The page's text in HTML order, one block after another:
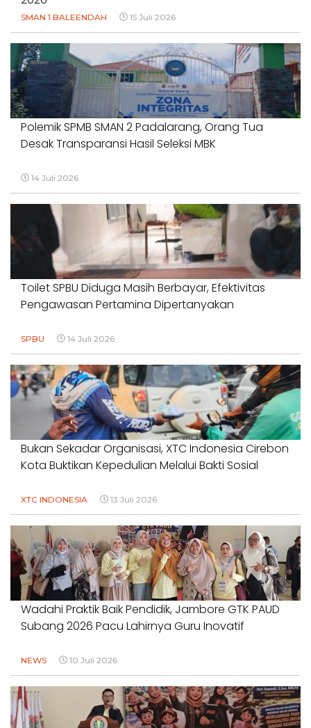
SMAN 1 BALEENDAH 15 Juli 2026
Polemik SPMB SMAN 2 Padalarang, Orang Tua
Desak Transparansi Hasil Seleksi MBK
14 Juli 2026
Toilet SPBU Diduga Masih Berbayar, Efektivitas
Pengawasan Pertamina Dipertanyakan
SPBU 14 Juli 2026
Bukan Sekadar Organisasi, XTC Indonesia Cirebon
Kota Buktikan Kepedulian Melalui Bakti Sosial
XTC INDONESIA 13 Juli 2026
Wadahi Praktik Baik Pendidik, Jambore GTK PAUD
Subang 2026 Pacu Lahirnya Guru Inovatif
NEWS 10 Juli 2026